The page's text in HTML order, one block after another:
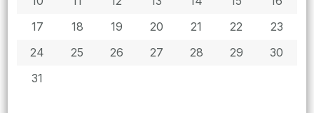
17
18 19 20 21 22
23
24
25 26 27 28 29
30
31